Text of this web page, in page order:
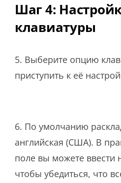
Шаг 4:
клавиатуры
5. Выберите опцию
приступить к её
6. По умолчанию
английская (США). В
поле вы можете ввести
чтобы убедиться, что